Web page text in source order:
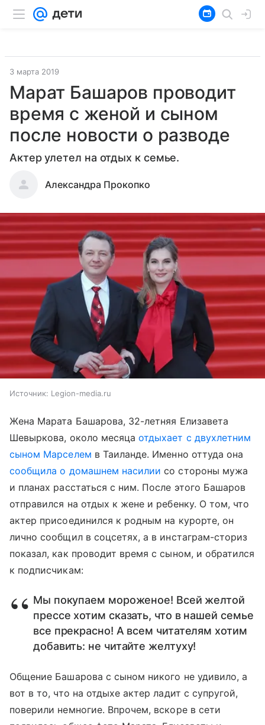
3 марта 2019
Марат Башаров проводит
время с женой и сыном
после новости о разводе
Актер улетел на отдых к семье.
Александра Прокопко
Источник: Legion-media.ru
Жена Марата Башарова, 32-летняя Елизавета
Шевыркова, около месяцаотдыхает с двухлетним
сыном Марселем в Таиланде. Именно оттуда она
сообщила о домашнем насилии со стороны мужа
и планах расстаться с ним. После этого Башаров
отправился на отдых к жене и ребенку. О том, что
актер присоединился к родным на курорте, он
лично сообщил в соцсетях, а в инстаграм-сториз
показал, как проводит время с сыном, и обратился
к подписчикам:
Мы покупаем мороженое! Всей желтой
прессе хотим сказать, что в нашей семье
все прекрасно! А всем читателям хотим
добавить: не читайте желтуху!
Общение Башарова с сыном никого не удивило, а
вот в то, что на отдыхе актер ладит с супругой,
поверили немногие. Впрочем, вскоре в сети